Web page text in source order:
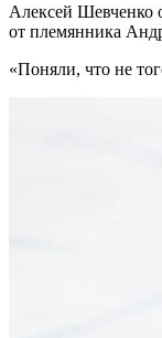
Алексей Шевченко
от племянника
«Поняли, что не